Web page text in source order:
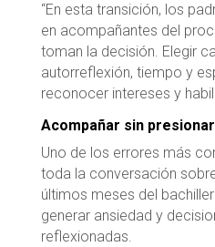
“En esta transición, los
en acompañantes del
toman la decisión. Elegir
autorreflexión, tiempo y
reconocer intereses y
Acompañar sin
Uno de los errores más
toda la conversación
últimos meses del
generar ansiedad y
reflexionadas.